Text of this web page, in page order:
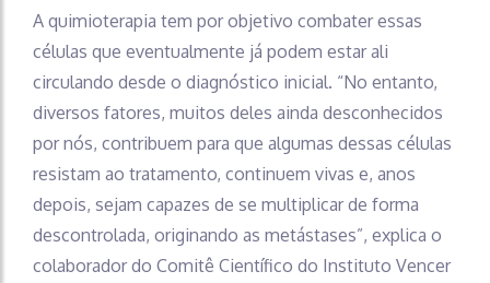
A quimioterapia tem por objetivo combater essas
células que eventualmente já podem estar ali
circulando desde o diagnóstico inicial. “No entanto,
diversos fatores, muitos deles ainda desconhecidos
por nós, contribuem para que algumas dessas células
resistam ao tratamento, continuem vivas e, anos
depois, sejam capazes de se multiplicar de forma
descontrolada, originando as metástases”, explica o
colaborador do Comitê Científico do Instituto Vencer